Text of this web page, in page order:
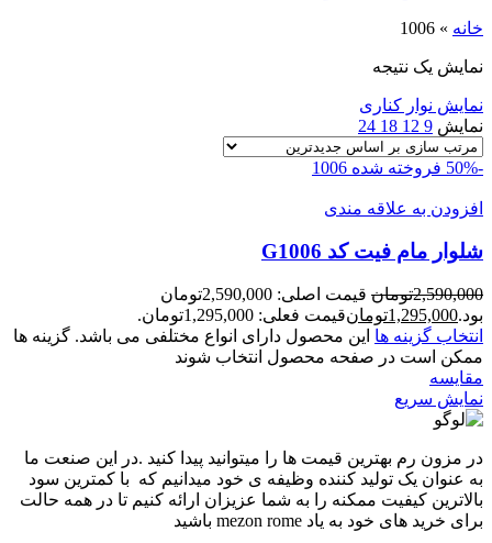
خانه »
1006
نمایش یک نتیجه
نمایش نوار کناری
نمایش 9
12
18
24
-50% فروخته شده 1006
افزودن به علاقه مندی
شلوار مام فيت کد G1006
2,590,000تومان
قیمت اصلی: 2,590,000تومان
بود.1,295,000تومانقیمت فعلی: 1,295,000تومان.
انتخاب گزینه ها این محصول دارای انواع مختلفی می باشد. گزینه ها
ممکن است در صفحه محصول انتخاب شوند
مقايسه
نمایش سریع
در مزون رم بهترین قیمت ها را میتوانید پیدا کنید .در این صنعت ما
به عنوان یک تولید کننده وظیفه ی خود میدانیم که با کمترین سود
بالاترین کیفیت ممکنه را به شما عزیزان ارائه کنیم تا در همه حالت
برای خرید های خود به یاد mezon rome باشید